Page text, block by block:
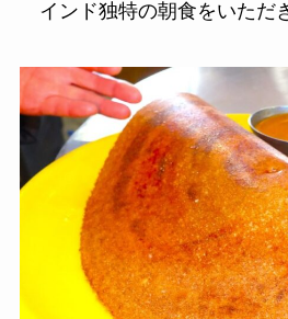
インド独特の朝食をいただ